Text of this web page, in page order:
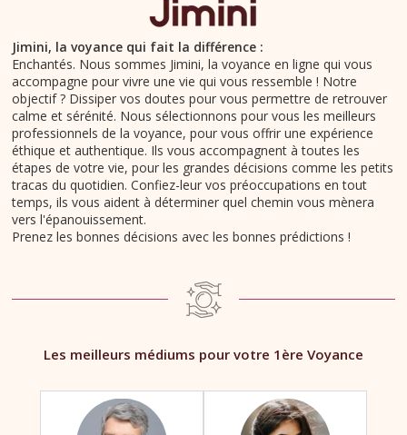
Jimini, la voyance qui fait la différence :
Enchantés. Nous sommes Jimini, la voyance en ligne qui vous
accompagne pour vivre une vie qui vous ressemble ! Notre
objectif ? Dissiper vos doutes pour vous permettre de retrouver
calme et sérénité. Nous sélectionnons pour vous les meilleurs
professionnels de la voyance, pour vous offrir une expérience
éthique et authentique. Ils vous accompagnent à toutes les
étapes de votre vie, pour les grandes décisions comme les petits
tracas du quotidien. Confiez-leur vos préoccupations en tout
temps, ils vous aident à déterminer quel chemin vous mènera
vers l'épanouissement.
Prenez les bonnes décisions avec les bonnes prédictions !
Les meilleurs médiums pour votre 1ère Voyance